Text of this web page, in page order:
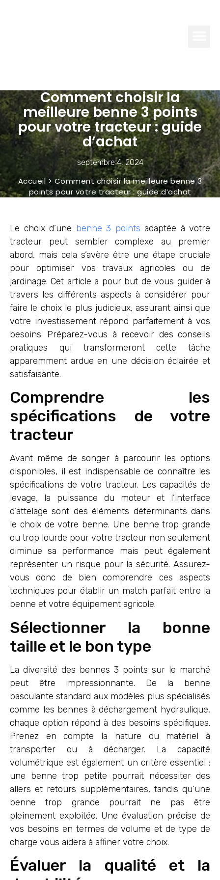
Comment choisir la
meilleure benne 3 points
pour votre tracteur : guide
d’achat
septembre 4, 2024
Accueil > Comment choisir la meilleure benne 3
points pour votre tracteur : guide d’achat
Le choix d’une benne 3 points adaptée à votre
tracteur peut sembler complexe au premier
abord, mais cela s’avère être une étape cruciale
pour optimiser vos travaux agricoles ou de
jardinage. Cet article a pour but de vous guider à
travers les différents aspects à considérer pour
faire le choix le plus judicieux, assurant ainsi que
votre investissement répond parfaitement à vos
besoins. Préparez-vous à recevoir des conseils
pratiques qui transformeront cette tâche
apparemment ardue en une décision éclairée et
satisfaisante.
Comprendre les
spécifications de votre
tracteur
Avant même de songer à parcourir les options
disponibles, il est indispensable de connaître les
spécifications de votre tracteur. Les capacités de
levage, la puissance du moteur et l’interface
d’attelage sont des éléments déterminants dans
le choix de votre benne. Une benne trop grande
ou trop lourde pour votre tracteur non seulement
diminue sa performance mais peut également
représenter un risque pour la sécurité. Assurez-
vous donc de bien comprendre ces aspects
techniques pour établir un match parfait entre la
benne et votre équipement agricole.
Sélectionner la bonne
taille et le bon type
La diversité des bennes 3 points sur le marché
peut être impressionnante. De la benne
basculante standard aux modèles plus spécialisés
comme les bennes à déchargement hydraulique,
chaque option répond à des besoins spécifiques.
Prenez en compte la nature du matériel à
transporter ou à décharger. La capacité
volumétrique est également un critère essentiel :
une benne trop petite pourrait nécessiter des
allers et retours supplémentaires, tandis qu’une
benne trop grande pourrait ne pas être
pleinement exploitée. Une évaluation précise de
vos besoins en termes de volume et de type de
charge vous aidera à affiner votre choix.
Évaluer la qualité et la